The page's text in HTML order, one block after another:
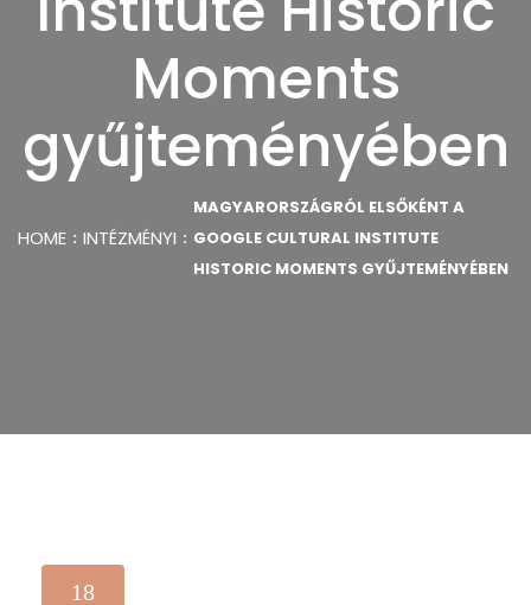
Moments
gyűjteményében
HOME INTÉZMÉNYI
MAGYARORSZÁGRÓL ELSŐKÉNT A
GOOGLE CULTURAL INSTITUTE
HISTORIC MOMENTS GYŰJTEMÉNYÉBEN
18